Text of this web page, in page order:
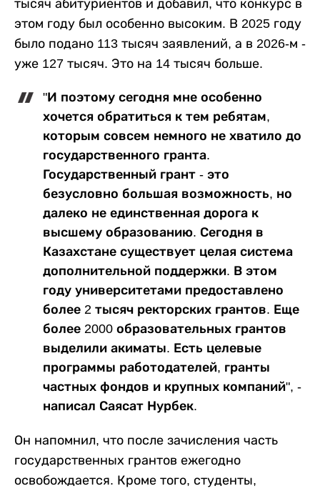
тысяч абитуриентов и добавил, что конкурс в
этом году был особенно высоким. В 2025 году
было подано 113 тысяч заявлений, а в 2026-м -
уже 127 тысяч. Это на 14 тысяч больше.
"И поэтому сегодня мне особенно
хочется обратиться к тем ребятам,
которым совсем немного не хватило до
государственного гранта.
Государственный грант - это
безусловно большая возможность, но
далеко не единственная дорога к
высшему образованию. Сегодня в
Казахстане существует целая система
дополнительной поддержки. В этом
году университетами предоставлено
более 2 тысяч ректорских грантов. Еще
более 2000 образовательных грантов
выделили акиматы. Есть целевые
программы работодателей, гранты
частных фондов и крупных компаний", -
написал Саясат Нурбек.
Он напомнил, что после зачисления часть
государственных грантов ежегодно
освобождается. Кроме того, студенты,